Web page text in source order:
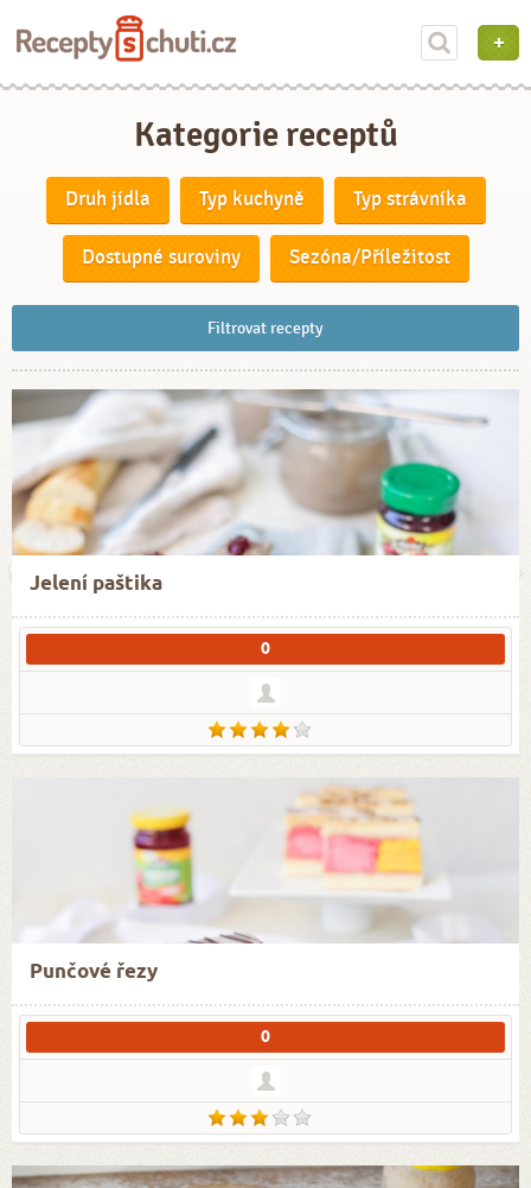
Kategorie receptů
Druh jídla Typ kuchyně Typ strávníka
Dostupné suroviny Sezóna/Příležitost
Filtrovat recepty
Jelení paštika
0
Punčové řezy
0